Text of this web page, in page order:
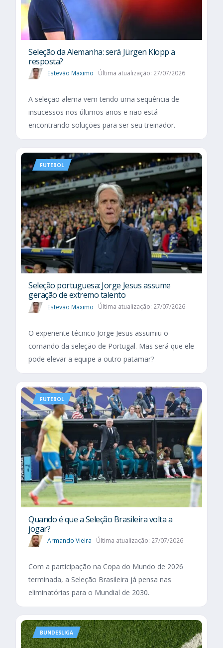
Seleção da Alemanha: será Jürgen Klopp a
resposta?
Estevão Maximo Última atualização: 27/07/2026
A seleção alemã vem tendo uma sequência de
insucessos nos últimos anos e não está
encontrando soluções para ser seu treinador.
FUTEBOL
Seleção portuguesa: Jorge Jesus assume
geração de extremo talento
Estevão Maximo Última atualização: 27/07/2026
O experiente técnico Jorge Jesus assumiu o
comando da seleção de Portugal. Mas será que ele
pode elevar a equipe a outro patamar?
FUTEBOL
Quando é que a Seleção Brasileira volta a
jogar?
Armando Vieira Última atualização: 27/07/2026
Com a participação na Copa do Mundo de 2026
terminada, a Seleção Brasileira já pensa nas
eliminatórias para o Mundial de 2030.
BUNDESLIGA